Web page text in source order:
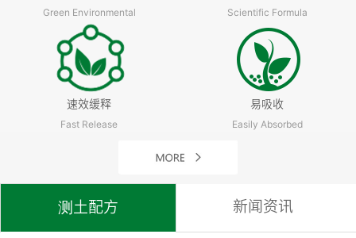
Green Environmental Scientific Formula
速效缓释
Fast Release
易吸收
Easily Absorbed
测土配方 新闻资讯